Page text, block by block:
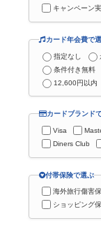
キャンペーン
カード年会費で
指定なし
条件付き無料
12,600円以内
カードブランド
Visa
Diners Club
付帯保険で選ぶ
海外旅行傷害
ショッピング